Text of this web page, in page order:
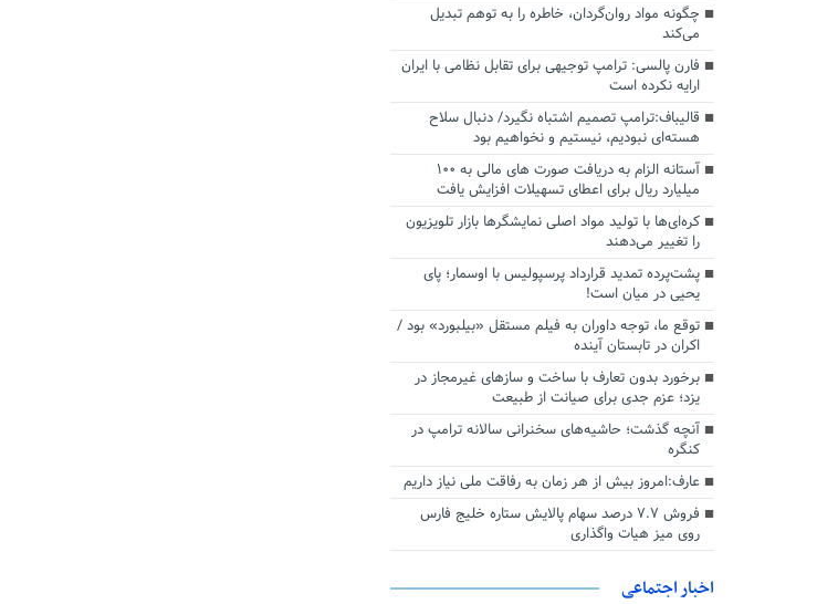
چگونه مواد روان‌گردان، خاطره را به توهم تبدیل
می‌کند
فارن پالسی: ترامپ توجیهی برای تقابل نظامی با ایران
ارایه نکرده است
قالیباف:ترامپ تصمیم اشتباه نگیرد/ دنبال سلاح
هسته‌ای نبودیم، نیستیم و نخواهیم بود
آستانه الزام به دریافت صورت های مالی به ۱۰۰
میلیارد ریال برای اعطای تسهیلات افزایش یافت
کره‌ای‌ها با تولید مواد اصلی نمایشگرها بازار تلویزیون
را تغییر می‌دهند
پشت‌پرده تمدید قرارداد پرسپولیس با اوسمار؛ پای
یحیی در میان است!
توقع ما، توجه داوران به فیلم مستقل «بیلبورد» بود /
اکران در تابستان آینده
برخورد بدون تعارف با ساخت‌ و سازهای غیرمجاز در
یزد؛ عزم جدی برای صیانت از طبیعت
آنچه گذشت؛ حاشیه‌های سخنرانی سالانه ترامپ در
کنگره
عارف:امروز بیش از هر زمان به رفاقت ملی نیاز داریم
فروش ۷.۷ درصد سهام پالایش ستاره خلیج فارس
روی میز هیات واگذاری
اخبار اجتماعی